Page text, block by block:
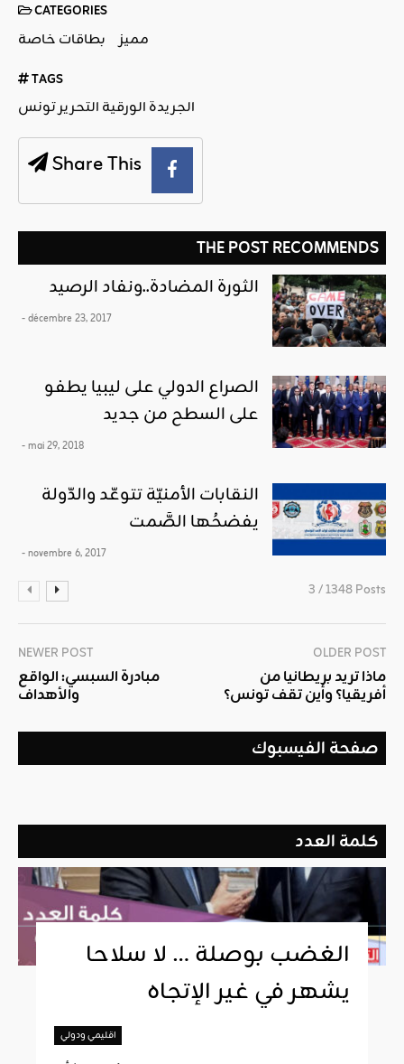
CATEGORIES
بطاقات خاصة مميز
TAGS
الجريدة الورقية التحرير تونس
Share This
THE POST RECOMMENDS
الثورة المضادة..ونفاد الرصيد
- décembre 23, 2017
الصراع الدولي على ليبيا يطفو
على السطح من جديد
- mai 29, 2018
النقابات الأمنيّة تتوعّد والدّولة
يفضحُها الصَّمت
- novembre 6, 2017
3 / 1348 Posts
NEWER POST
مبادرة السبسي: الواقع
والأهداف
OLDER POST
ماذا تريد بريطانيا من
أفريقيا؟ وأين تقف تونس؟
صفحة الفيسبوك
كلمة العدد
الغضب بوصلة … لا سلاحا
يشهر في غير الإتجاه
اقليمي ودولي